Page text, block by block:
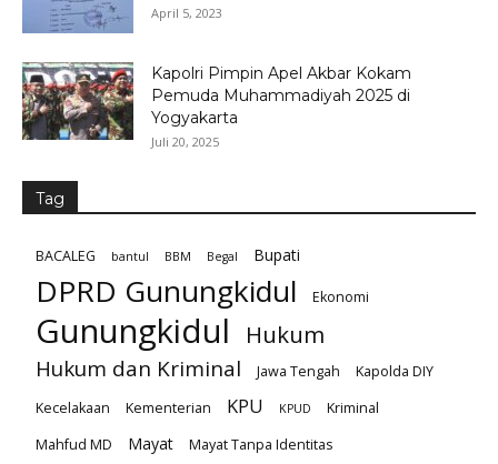
April 5, 2023
Kapolri Pimpin Apel Akbar Kokam
Pemuda Muhammadiyah 2025 di
Yogyakarta
Juli 20, 2025
Tag
BACALEG bantul BBM Begal Bupati
DPRD Gunungkidul Ekonomi
Gunungkidul Hukum
Hukum dan Kriminal Jawa Tengah
Kapolda DIY
Kecelakaan
Kementerian KPU KPUD
Kriminal
Mahfud MD
Mayat
Mayat Tanpa Identitas